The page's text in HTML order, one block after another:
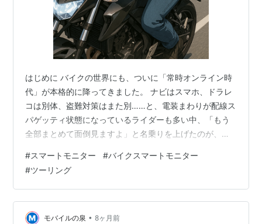
はじめに バイクの世界にも、ついに「常時オンライン時
代」が本格的に降ってきました。 ナビはスマホ、ドラレ
コは別体、盗難対策はまた別……と、電装まわりが配線ス
パゲッティ状態になっているライダーも多い中、「もう
全部まとめて面倒見ますよ」と名乗りを上げたのが、
です。 今回は、このAIO-6 LTEがどんな思想で作られた
ガジェットなのか、どんな人には刺さって、どんな人に
は「うーん」となるのかを、良いところもイタいところ
も含めて、ざっくりではなくガッツリ掘っていきます。
レビューというより、「この製品とどう付き合うか」を
#スマートモニター #バイクスマートモニター
#ツーリング
モバイルの泉 • 8ヶ月前